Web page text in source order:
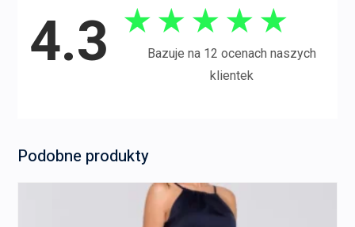
4.3 ★ ★ ★ ★ ★
Bazuje na 12 ocenach naszych
klientek
Podobne produkty